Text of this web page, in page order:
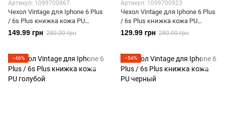
Артикул: 1099700867
Чехол Vintage для Iphone 6 Plus
/ 6s Plus книжка кожа PU
серый
149.99 грн 280.00 грн
Артикул: 1099700923
Чехол Vintage для Iphone 6 Plus
/ 6s Plus книжка кожа PU
бирюзовый
129.99 грн 280.00 грн
−46% −54%